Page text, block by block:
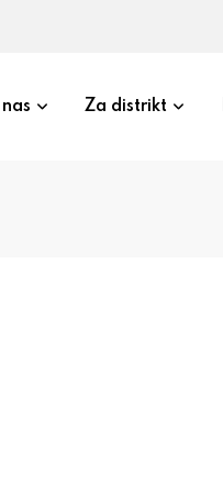
Za distrikt